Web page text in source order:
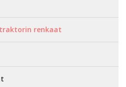
renkaat